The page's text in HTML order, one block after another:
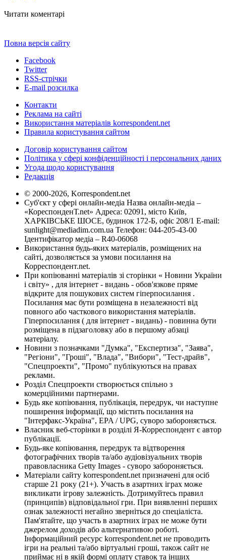
Читати коментарі
Повна версія сайту
Facebook
Twitter
RSS-стрічки
E-mail розсилка
Контакти
Реклама на сайті
Використання матеріалів korrespondent.net
Правила користування сайтом
Договір користування сайтом
Політика у сфері конфіденційності і персональних даних
Угода щодо користування
Редакція
© 2000-2026, Korrespondent.net
Суб'єкт у сфері онлайн-медіа Назва онлайн-медіа –
«КореспонденТ.net» Адреса: 02091, місто Київ,
ХАРКІВСЬКЕ ШОСЕ, будинок 172-Б, офіс 208/1 E-mail:
sunlight@mediadim.com.ua Телефон: 044-205-43-00
Ідентифікатор медіа – R40-06068
Використання будь-яких матеріалів, розміщених на
сайті, дозволяється за умови посилання на
Корреспондент.net.
При копіюванні матеріалів зі сторінки « Новини України
і світу» , для інтернет - видань - обов'язкове пряме
відкрите для пошукових систем гіперпосилання .
Посилання має бути розміщена в незалежності від
повного або часткового використання матеріалів.
Гіперпосилання ( для інтернет - видань) - повинна бути
розміщена в підзаголовку або в першому абзаці
матеріалу.
Новини з позначками "Думка", "Експертиза", "Заява",
"Регіони", "Гроші", "Влада", "Вибори", "Тест-драйв",
"Спецпроекти", "Промо" публікуються на правах
реклами.
Розділ Спецпроекти створюється спільно з
комерційними партнерами.
Будь яке копіювання, публікація, передрук, чи наступне
поширення інформації, що містить посилання на
"Інтерфакс-Україна", EPA / UPG, суворо забороняється.
Власник веб-сторінки в розділі Я-Корреспондент є автор
публікації.
Будь-яке копіювання, передрук та відтворення
фотографічних творів та/або аудіовізуальних творів
правовласника Getty Images - суворо забороняється.
Матеріали сайту korrespondent.net призначені для осіб
старше 21 року (21+). Участь в азартних іграх може
викликати ігрову залежність. Дотримуйтесь правил
(принципів) відповідальної гри. При виявленні перших
ознак залежності негайно зверніться до спеціаліста.
Пам'ятайте, що участь в азартних іграх не може бути
джерелом доходів або альтернативою роботі.
Інформаційний ресурс korrespondent.net не проводить
ігри на реальні та/або віртуальні гроші, також сайт не
приймає ні в якій формі оплату ставок та інших